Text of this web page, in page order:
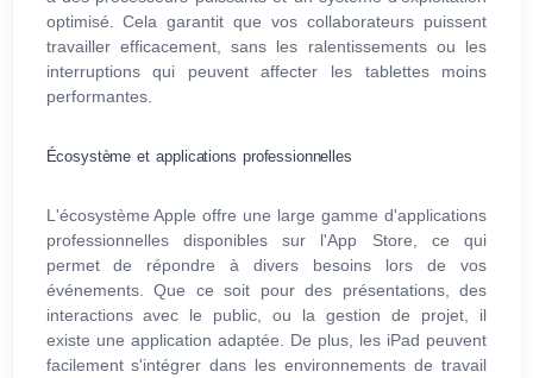
optimisé. Cela garantit que vos collaborateurs puissent
travailler efficacement, sans les ralentissements ou les
interruptions qui peuvent affecter les tablettes moins
performantes.
Écosystème et applications professionnelles
L'écosystème Apple offre une large gamme d'applications
professionnelles disponibles sur l'App Store, ce qui
permet de répondre à divers besoins lors de vos
événements. Que ce soit pour des présentations, des
interactions avec le public, ou la gestion de projet, il
existe une application adaptée. De plus, les iPad peuvent
facilement s'intégrer dans les environnements de travail